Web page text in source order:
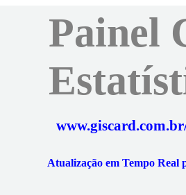
Painel
Atualização em Tempo Real